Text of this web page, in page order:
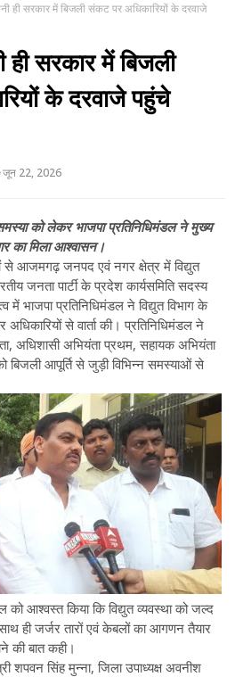
ही सरकार में बिजली संकट पर अधिकारियों के दरवाजे
सरकार में बिजली
के दरवाजे पहुंचे
जून 22, 2026
को लेकर भाजपा प्रतिनिधिमंडल ने मुख्य
का मिला आश्वासन।
से आजमगढ़ जनपद एवं नगर क्षेत्र में विद्युत
जनता पार्टी के प्रदेश कार्यसमिति सदस्य
भाजपा प्रतिनिधिमंडल ने विद्युत विभाग के
से वार्ता की। प्रतिनिधिमंडल ने
अधिशासी अभियंता प्रथम, सहायक अभियंता
आपूर्ति से जुड़ी विभिन्न समस्याओं से
को आश्वस्त किया कि विद्युत व्यवस्था को जल्द
ही जर्जर तारों एवं केबलों का आगणन तैयार
की बात कही।
शपवन सिंह मुन्ना, जिला उपाध्यक्ष अवनीश